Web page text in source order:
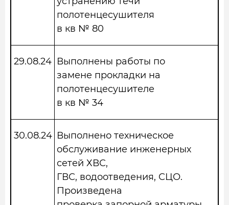
полотенцесушителя
в кв № 80
29.08.24 Выполнены работы по
замене прокладки на
полотенцесушителе
в кв № 34
30.08.24 Выполнено техническое
обслуживание инженерных
сетей ХВС,
ГВС, водоотведения, СЦО.
Произведена